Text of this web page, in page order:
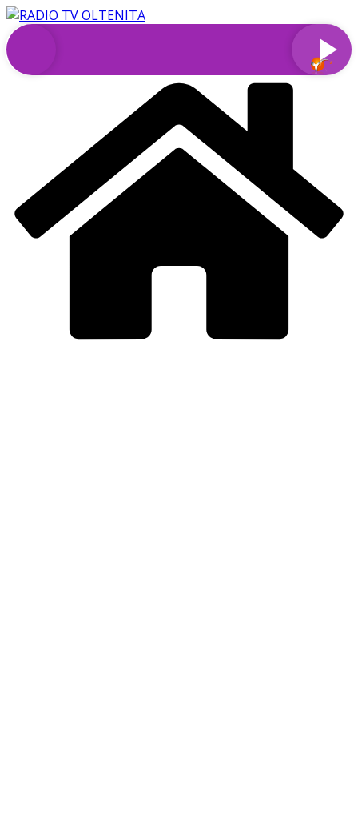
Sari
la
conținut